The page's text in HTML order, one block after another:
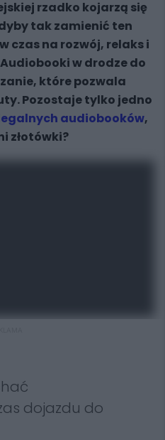
rzadko kojarzą się
tak zamienić ten
czas na rozwój, relaks i
Audiobooki w drodze do
które pozwala
Pozostaje tylko jedno
audiobooków,
złotówki?
dojazdu do